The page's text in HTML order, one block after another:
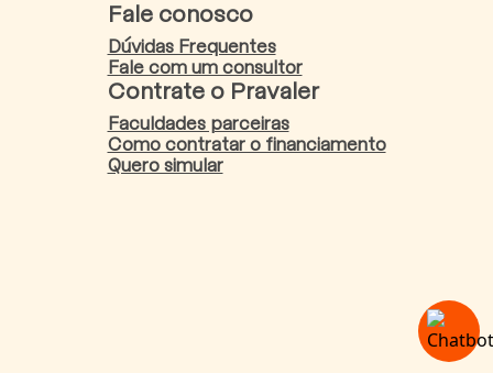
Fale conosco
Dúvidas Frequentes
Fale com um consultor
Contrate o Pravaler
Faculdades parceiras
Como contratar o financiamento
Quero simular